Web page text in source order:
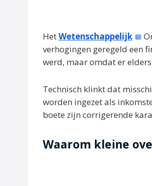
HetWetenschappelijk
verhogingen geregeld een
werd, maar omdat er
Technisch klinkt dat
worden ingezet als
boete zijn corrigerende
Waarom kleine